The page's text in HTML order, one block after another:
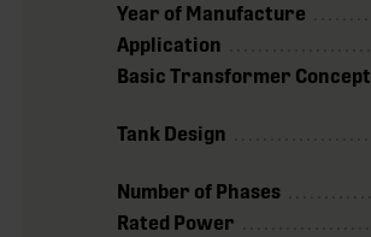
Year of Manufacture
Application
Basic Transformer Concept
Tank Design
Number of Phases
Rated Power